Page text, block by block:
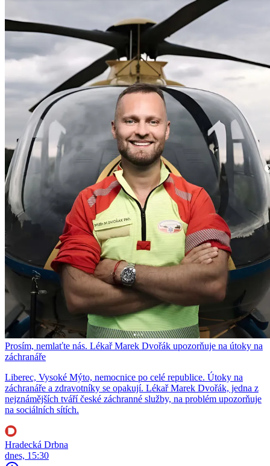
Prosím, nemlaťte nás. Lékař Marek Dvořák upozorňuje na útoky na
záchranáře
Liberec, Vysoké Mýto, nemocnice po celé republice. Útoky na
záchranáře a zdravotníky se opakují. Lékař Marek Dvořák, jedna z
nejznámějších tváří české záchranné služby, na problém upozorňuje
na sociálních sítích.
Hradecká Drbna
dnes, 15:30